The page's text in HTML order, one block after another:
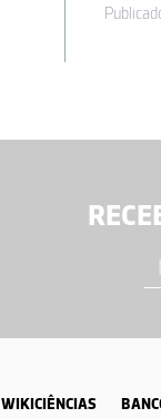
WIKICIÊNCIAS